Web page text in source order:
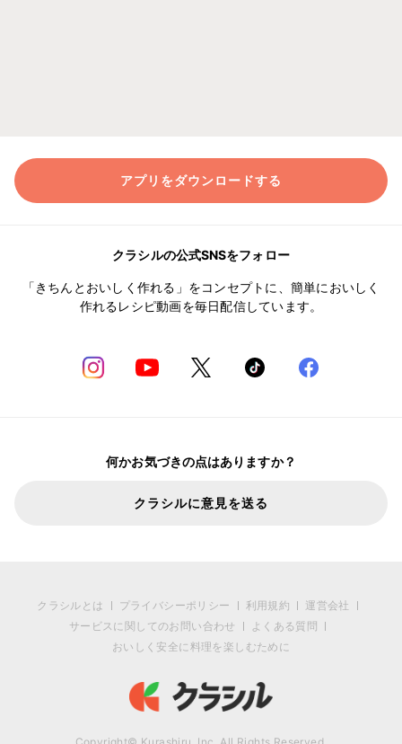
アプリをダウンロードする
クラシルの公式SNSをフォロー
「きちんとおいしく作れる」をコンセプトに、簡単においしく
作れるレシピ動画を毎日配信しています。
何かお気づきの点はありますか？
クラシルに意見を送る
クラシルとは プライバシーポリシー 利用規約
運営会社
サービスに関してのお問い合わせ
よくある質問
おいしく安全に料理を楽しむために